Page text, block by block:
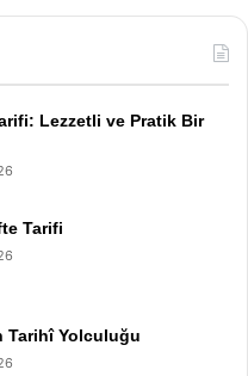
Lezzetli ve Pratik Bir
Tarifi
Tarihî Yolculuğu